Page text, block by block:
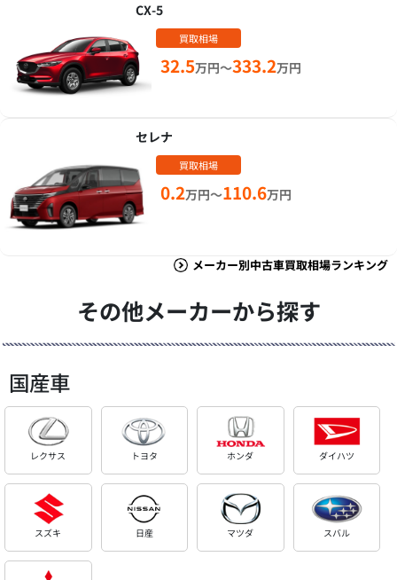
CX-5
買取相場
32.5万円～333.2万円
セレナ
買取相場
0.2万円～110.6万円
メーカー別中古車買取相場ランキング
その他メーカーから探す
国産車
レクサス トヨタ ホンダ ダイハツ
スズキ 日産 マツダ スバル